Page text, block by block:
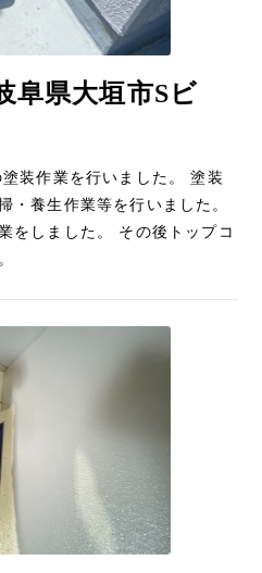
阜県大垣市Sビ
装作業を行いました。 塗装
・養生作業等を行いました。
をしました。 その後トップコ